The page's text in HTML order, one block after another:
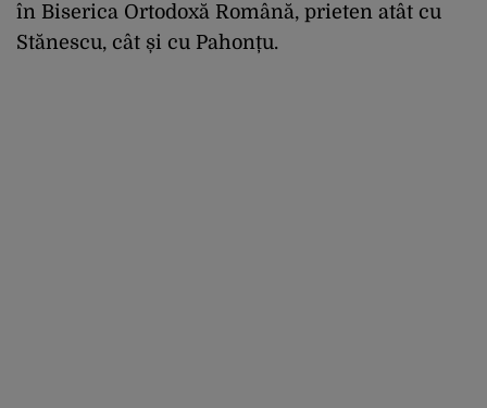
în Biserica Ortodoxă Română, prieten atât cu
Stănescu, cât și cu Pahonțu.